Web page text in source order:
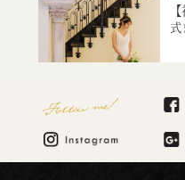
式
Follow me!